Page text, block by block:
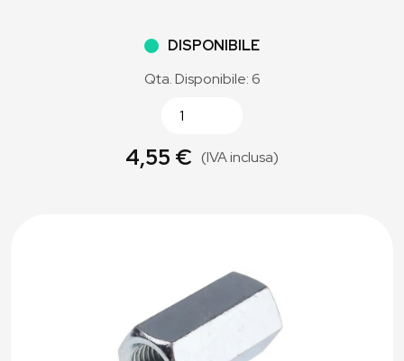
DISPONIBILE
Qta. Disponibile: 6
4,55 € (IVA inclusa)